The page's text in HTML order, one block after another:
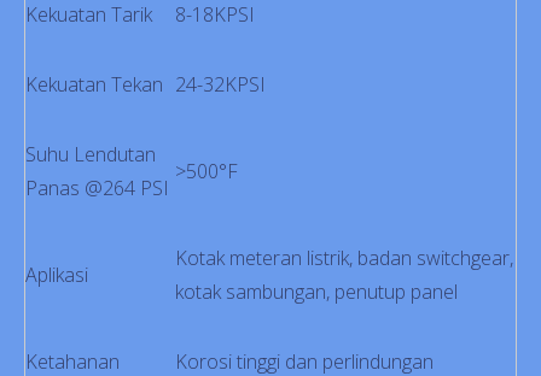
Kekuatan Tarik 8-18KPSI
Kekuatan Tekan 24-32KPSI
Suhu Lendutan
Panas @264 PSI
>500°F
Aplikasi
Kotak meteran listrik, badan switchgear,
kotak sambungan, penutup panel
Ketahanan
Korosi tinggi dan perlindungan